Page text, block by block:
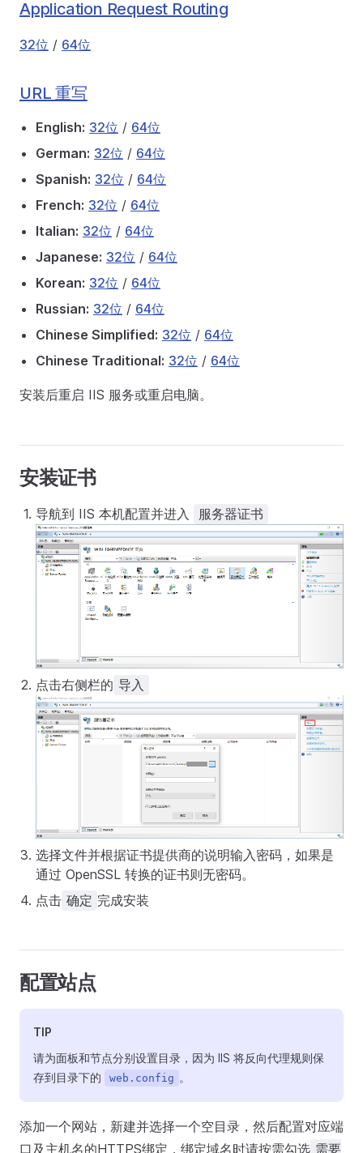
Application Request Routing
32位 / 64位
URL 重写
English: 32位 / 64位
German: 32位 / 64位
Spanish: 32位 / 64位
French: 32位 / 64位
Italian: 32位 / 64位
Japanese: 32位 / 64位
Korean: 32位 / 64位
Russian: 32位 / 64位
Chinese Simplified: 32位 / 64位
Chinese Traditional: 32位 / 64位
安装后重启 IIS 服务或重启电脑。
安装证书
导航到 IIS 本机配置并进入 服务器证书
点击右侧栏的 导入
选择文件并根据证书提供商的说明输入密码，如果是
通过 OpenSSL 转换的证书则无密码。
点击 确定 完成安装
配置站点
TIP
请为面板和节点分别设置目录，因为 IIS 将反向代理规则保
存到目录下的
web.config 。
添加一个网站，新建并选择一个空目录，然后配置对应端
口及主机名的HTTPS绑定，绑定域名时请按需勾选 需要